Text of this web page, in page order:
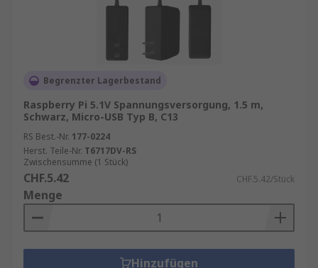
Raspberry Pi Netzteil kaufen
Sichern Sie sich jetzt IhrRaspberry Pi Netzteil
und vermeiden Sie Ausfälle oder Datenverlust. In
unserem Shop finden Sie:
Original Raspberry Pi Netzteile
Modelle
Kompatible Netzteile
Qualität
Sets mit Kabeln und Adapternfür
maximale Flexibilität.
Begrenzter Lagerbestand
Raspberry Pi 5.1V Spannungsversorgung, 1.5 m,
Schwarz, Micro-USB Typ B, C13
RS Best.-Nr. 177-0224
Herst. Teile-Nr. T6717DV-RS
Zwischensumme (1 Stück)
CHF.5.42 CHF.5.42/Stück
Menge
Hinzufügen